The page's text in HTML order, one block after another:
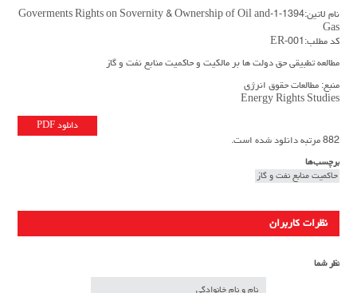
نام لاتین:1394-1-Goverments Rights on Sovernity & Ownership of Oil and
Gas
کد مطلب:ER-001
مطالعه تطبيقي حق دولت ها بر مالكيت و حاكميت منابع نفت و گاز
منبع: مطالعات حقوق انرژي
Energy Rights Studies
دانلود PDF
882 مرتبه دانلود شده است.
برچسب‌ها
حاكميت منابع نفت و گاز
نظرات کاربران
نظر شما
نام و نام خانوادگی